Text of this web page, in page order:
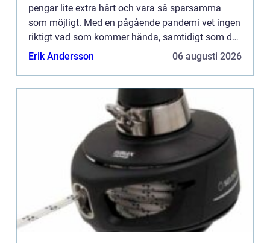
pengar lite extra hårt och vara så sparsamma
som möjligt. Med en pågående pandemi vet ingen
riktigt vad som kommer hända, samtidigt som det
finns ett behov av att försöka leva så ”normalt”...
Erik Andersson 06 augusti 2026